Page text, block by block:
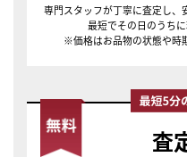
専門スタッフが丁寧に査定し、
最短でその日のうち
※価格はお品物の状態や時
査